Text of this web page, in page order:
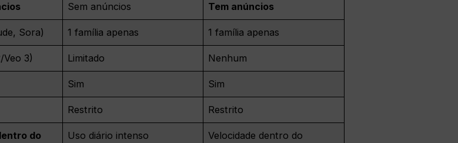
Sem anúncios Tem anúncios
Sora) 1 família apenas 1 família apenas
Veo 3) Limitado Nenhum
Sim Sim
Restrito Restrito
do
Uso diário intenso
Velocidade dentro do